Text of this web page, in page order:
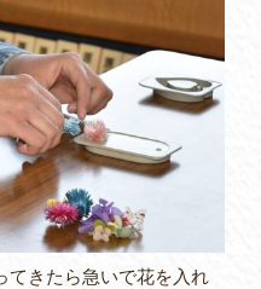
きたら急いで花を入れ